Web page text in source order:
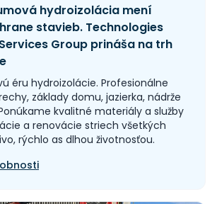
hydroizolácia mení
stavieb. Technologies
Group prináša na trh
éru hydroizolácie. Profesionálne
základy domu, jazierka, nádrže
kvalitné materiály a služby
a renovácie striech všetkých
rýchlo as dlhou životnosťou.